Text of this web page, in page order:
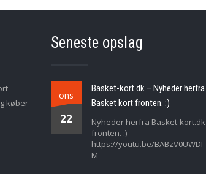
køber
Seneste opslag
ons
22
Basket-kort.dk – Nyheder herfra
Basket kort fronten. :)
Nyheder herfra Basket-kort.dk
fronten. :)
https://youtu.be/BABzV0UWDI
M